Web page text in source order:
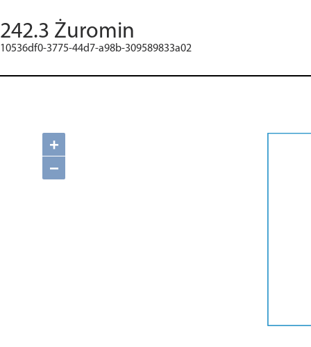
242.3 Żuromin
10536df0-3775-44d7-a98b-309589833a02
+
−